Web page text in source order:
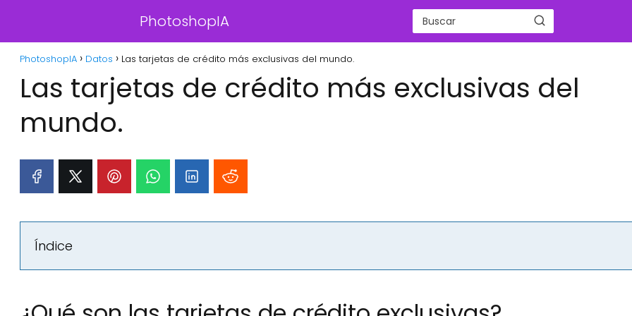
PhotoshopIA
PhotoshopIA Datos Las tarjetas de crédito más exclusivas del mundo.
Las tarjetas de crédito más exclusivas del
mundo.
Índice